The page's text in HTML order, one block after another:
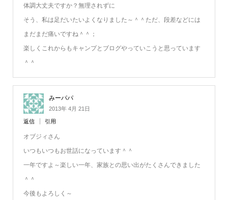
体調大丈夫ですか？無理されずに
そう、私は足だいたいよくなりました～＾＾ただ、段差などには
まだまだ痛いですね＾＾；
楽しくこれからもキャンプとブログやっていこうと思っています
＾＾
みーパパ
2013年 4月 21日
返信 引用
オブジィさん
いつもいつもお世話になっています＾＾
一年ですよ～楽しい一年、家族との思い出がたくさんできました
＾＾
今後もよろしく～